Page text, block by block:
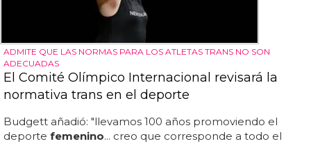
ADMITE QUE LAS NORMAS PARA LOS ATLETAS TRANS NO SON
ADECUADAS
El Comité Olímpico Internacional revisará la
normativa trans en el deporte
Budgett añadió: "llevamos 100 años promoviendo el
deporte femenino... creo que corresponde a todo el